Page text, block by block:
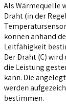
Als Wärmequelle
Draht (in der
können anhand
Leitfähigkeit
Der Draht (C)
die Leistung
kann. Die
werden
bestimmen.